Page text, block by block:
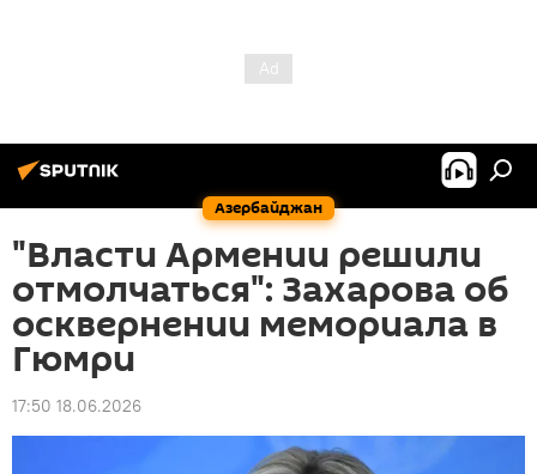
Азербайджан
"Власти Армении решили
отмолчаться": Захарова об
осквернении мемориала в
Гюмри
17:50 18.06.2026